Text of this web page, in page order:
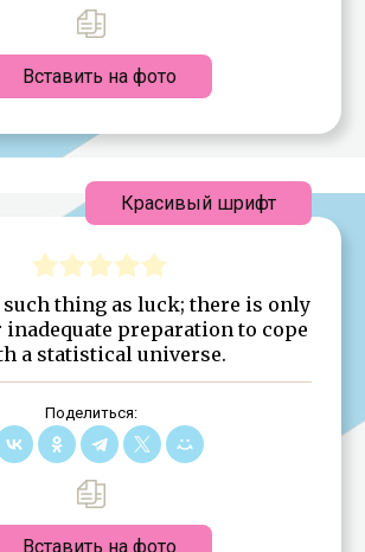
Вставить на фото
thing as luck; there is only
inadequate preparation to cope
a statistical universe.
Поделиться:
Вставить на фото
Красивый шрифт